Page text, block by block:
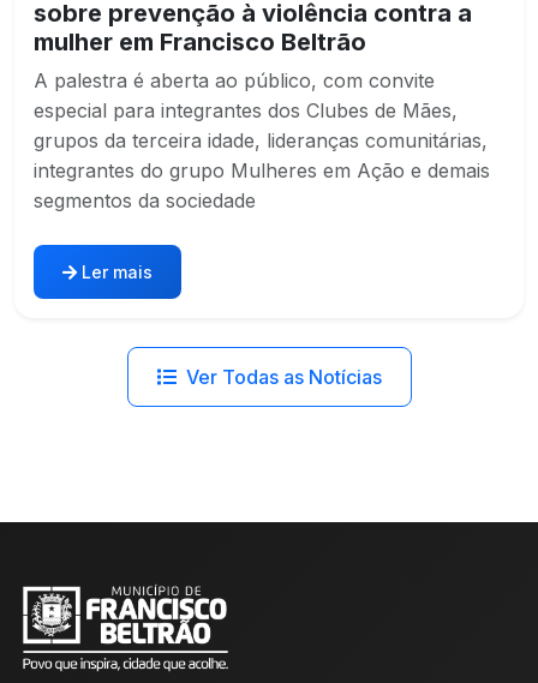
sobre prevenção à violência contra a
mulher em Francisco Beltrão
A palestra é aberta ao público, com convite
especial para integrantes dos Clubes de Mães,
grupos da terceira idade, lideranças comunitárias,
integrantes do grupo Mulheres em Ação e demais
segmentos da sociedade
Ler mais
Ver Todas as Notícias